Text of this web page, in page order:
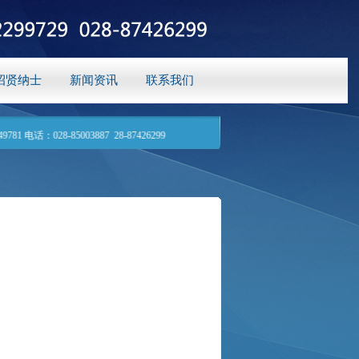
贤纳士 新闻资讯 联系我们
话：028-85003887 28-87426299